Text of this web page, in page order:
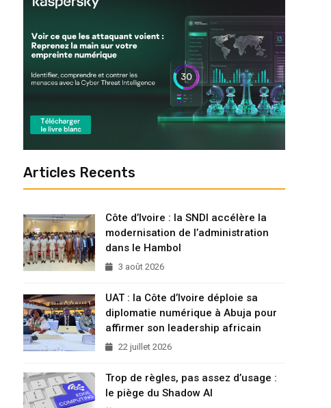
Articles Recents
Côte d’Ivoire : la SNDI accélère la
modernisation de l’administration
dans le Hambol
3 août 2026
UAT : la Côte d’Ivoire déploie sa
diplomatie numérique à Abuja pour
affirmer son leadership africain
22 juillet 2026
Trop de règles, pas assez d’usage :
le piège du Shadow AI